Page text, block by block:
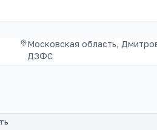
Московская область,
ДЗФС